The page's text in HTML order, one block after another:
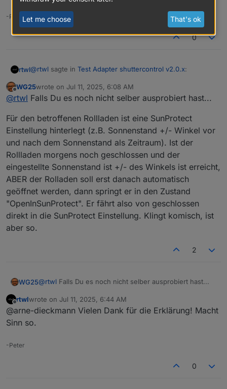
-Peter
0
rtwl@rtwl sagte in Test Adapter shuttercontrol v2.0.x:
@simatec
wird dieser gesetzt?
simatec, wärst du so nett und beschreibst kurz wann
Offline
WG25wrote on Jul 11, 2025, 6:08 AM
last edited by
@rtwl Falls Du es noch nicht selber ausprobiert hast...
Für den betroffenen Rollladen ist eine SunProtect
Einstellung hinterlegt (z.B. Sonnenstand +/- Winkel vor
und nach dem Sonnenstand als Zeitraum). Ist der
Rollladen morgens noch geschlossen und der
eingestellte Sonnenstand ist +/- des Winkels ist erreicht,
ABER der Rolladen soll erst danach automatisch
geöffnet werden, dann springt er in den Zustand
"OpenInSunProtect". Er fährt also von geschlossen
direkt in die SunProtect Einstellung. Klingt komisch, ist
aber so.
2
WG25@rtwl Falls Du es noch nicht selber ausprobiert hast...
Für den betroffenen Rollladen ist eine SunProtect
Einstellung hinterlegt (z.B. Sonnenstand +/- Winkel vor
Zustand "OpenInSunProtect". Er fährt also von
rtwlwrote on Jul 11, 2025, 6:44 AM
last edited by
@arne-dieckmann Vielen Dank für die Erklärung! Macht
Sinn so.
-Peter
0
Let me choose That's ok